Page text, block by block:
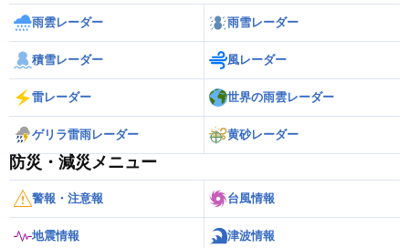
雨雲レーダー 雨雪レーダー
積雪レーダー 風レーダー
雷レーダー 世界の雨雲レーダー
ゲリラ雷雨レーダー 黄砂レーダー
防災・減災メニュー
警報・注意報 台風情報
地震情報 津波情報